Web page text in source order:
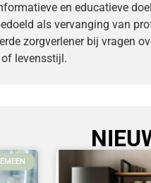
en educatieve
als vervanging van
zorgverlener bij vragen
levensstijl.